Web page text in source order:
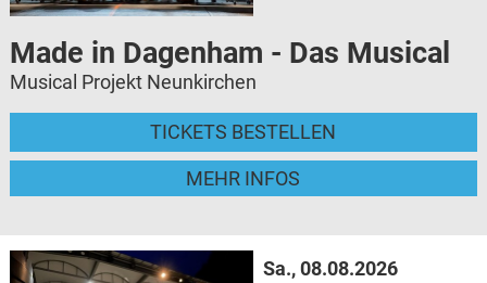
Made in Dagenham - Das Musical
Musical Projekt Neunkirchen
TICKETS BESTELLEN
MEHR INFOS
Sa., 08.08.2026